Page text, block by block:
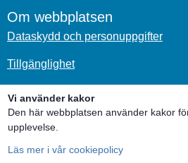
Vi använder kakor
Den här webbplatsen använder kakor
upplevelse.
Läs mer i vår cookiepolicy
Om webbplatsen
Dataskydd och personuppgifter
Tillgänglighet
Om kakor
Sociala medier